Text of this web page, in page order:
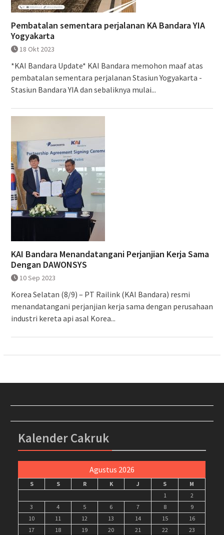
Pembatalan sementara perjalanan KA Bandara YIA
Yogyakarta
18 Okt 2023
*KAI Bandara Update* KAI Bandara memohon maaf atas
pembatalan sementara perjalanan Stasiun Yogyakarta -
Stasiun Bandara YIA dan sebaliknya mulai...
KAI Bandara Menandatangani Perjanjian Kerja Sama
Dengan DAWONSYS
10 Sep 2023
Korea Selatan (8/9) – PT Railink (KAI Bandara) resmi
menandatangani perjanjian kerja sama dengan perusahaan
industri kereta api asal Korea...
Kalender Cakruk
Agustus 2026
S S R K J S
M
1
2
3
4 5 6 7 8
9
10
11 12 13 14 15
16
17
18 19 20 21 22
23